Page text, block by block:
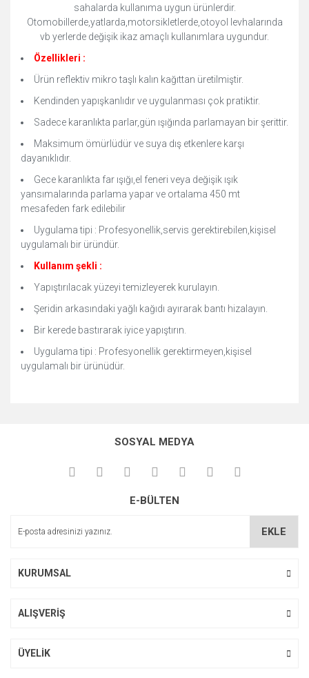
sahalarda kullanıma uygun ürünlerdir.
Otomobillerde,yatlarda,motorsikletlerde,otoyol levhalarında
vb yerlerde değişik ikaz amaçlı kullanımlara uygundur.
Özellikleri :
Ürün reflektiv mikro taşlı kalın kağıttan üretilmiştir.
Kendinden yapışkanlıdır ve uygulanması çok pratiktir.
Sadece karanlıkta parlar,gün ışığında parlamayan bir şerittir.
Maksimum ömürlüdür ve suya dış etkenlere karşı
dayanıklıdır.
Gece karanlıkta far ışığı,el feneri veya değişik ışık
yansımalarında parlama yapar ve ortalama 450 mt
mesafeden fark edilebilir
Uygulama tipi : Profesyonellik,servis gerektirebilen,kişisel
uygulamalı bir üründür.
Kullanım şekli :
Yapıştırılacak yüzeyi temizleyerek kurulayın.
Şeridin arkasındaki yağlı kağıdı ayırarak bantı hizalayın.
Bir kerede bastırarak iyice yapıştırın.
Uygulama tipi : Profesyonellik gerektirmeyen,kişisel
uygulamalı bir ürünüdür.
kullanarak tarafımıza iletebilirsiniz.
Görüş ve önerileriniz için teşekkür ederiz.
Ürün açıklamasında eksik bilgiler bulunuyor.
SOSYAL MEDYA
E-BÜLTEN
EKLE
KURUMSAL
ALIŞVERİŞ
ÜYELİK